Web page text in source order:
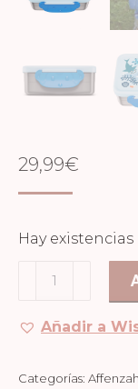
29,99€
Hay existencias
LUNCHBOX
AFFENZAHN
MUNDO
Añadir a
Categorías: